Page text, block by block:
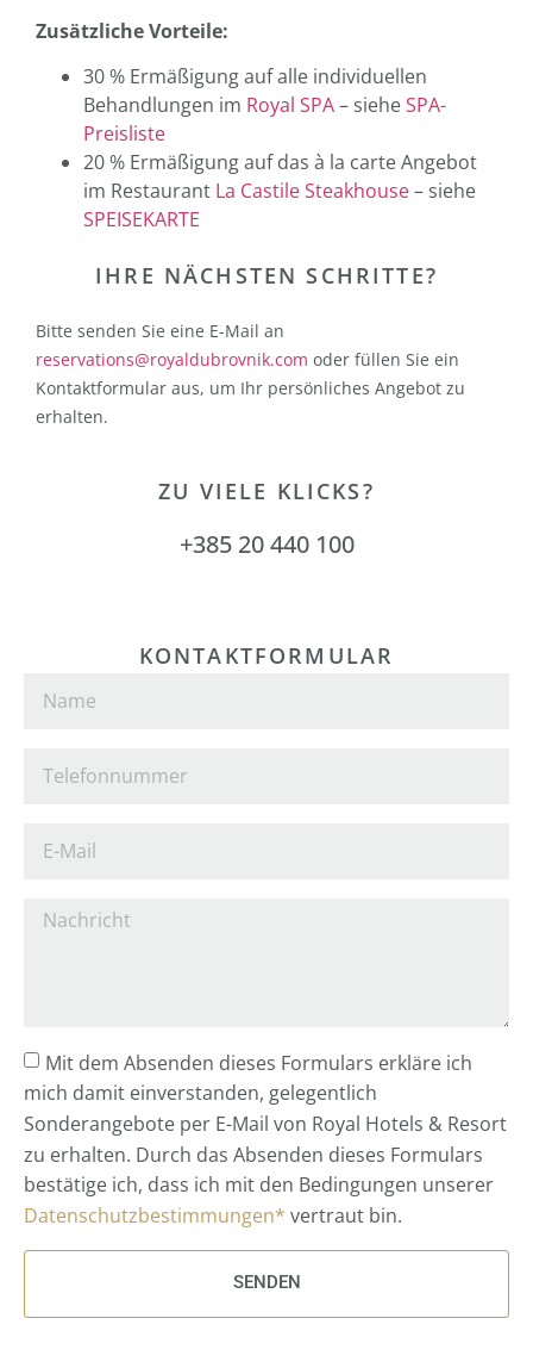
Zusätzliche Vorteile:
30 % Ermäßigung auf alle individuellen
Behandlungen im Royal SPA– sieheSPA-
Preisliste
20 % Ermäßigung auf das à la carte Angebot
im Restaurant La Castile Steakhouse– siehe
SPEISEKARTE
IHRE NÄCHSTEN SCHRITTE?
Bitte senden Sie eine E-Mail an
reservations@royaldubrovnik.com oder füllen Sie ein
Kontaktformular aus, um Ihr persönliches Angebot zu
erhalten.
ZU VIELE KLICKS?
+385 20 440 100
KONTAKTFORMULAR
Mit dem Absenden dieses Formulars erkläre ich
mich damit einverstanden, gelegentlich
Sonderangebote per E-Mail von Royal Hotels & Resort
zu erhalten. Durch das Absenden dieses Formulars
bestätige ich, dass ich mit den Bedingungen unserer
Datenschutzbestimmungen* vertraut bin.
SENDEN